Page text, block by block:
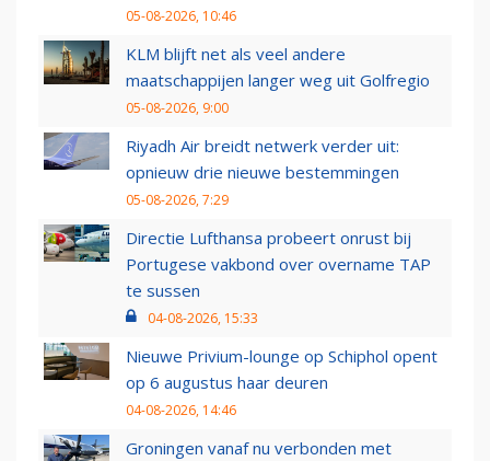
05-08-2026, 10:46
KLM blijft net als veel andere
maatschappijen langer weg uit Golfregio
05-08-2026, 9:00
Riyadh Air breidt netwerk verder uit:
opnieuw drie nieuwe bestemmingen
05-08-2026, 7:29
Directie Lufthansa probeert onrust bij
Portugese vakbond over overname TAP
te sussen
04-08-2026, 15:33
Nieuwe Privium-lounge op Schiphol opent
op 6 augustus haar deuren
04-08-2026, 14:46
Groningen vanaf nu verbonden met